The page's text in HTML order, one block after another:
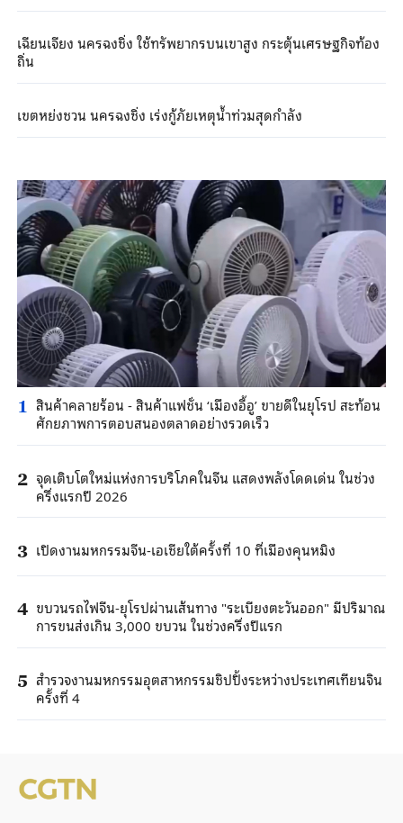
เฉียนเจียง นครฉงชิ่ง ใช้ทรัพยากรบนเขาสูง กระตุ้นเศรษฐกิจท้อง
ถิ่น
เขตหย่งชวน นครฉงชิ่ง เร่งกู้ภัยเหตุน้ำท่วมสุดกำลัง
1 สินค้าคลายร้อน - สินค้าแฟชั่น ‘เมืองอี้อู’ ขายดีในยุโรป สะท้อน
ศักยภาพการตอบสนองตลาดอย่างรวดเร็ว
2 จุดเติบโตใหม่แห่งการบริโภคในจีน แสดงพลังโดดเด่น ในช่วง
ครึ่งแรกปี 2026
3 เปิดงานมหกรรมจีน-เอเชียใต้ครั้งที่ 10 ที่เมืองคุนหมิง
4 ขบวนรถไฟจีน-ยุโรปผ่านเส้นทาง "ระเบียงตะวันออก" มีปริมาณ
การขนส่งเกิน 3,000 ขบวน ในช่วงครึ่งปีแรก
5 สำรวจงานมหกรรมอุตสาหกรรมชิปปิ้งระหว่างประเทศเทียนจิน
ครั้งที่ 4